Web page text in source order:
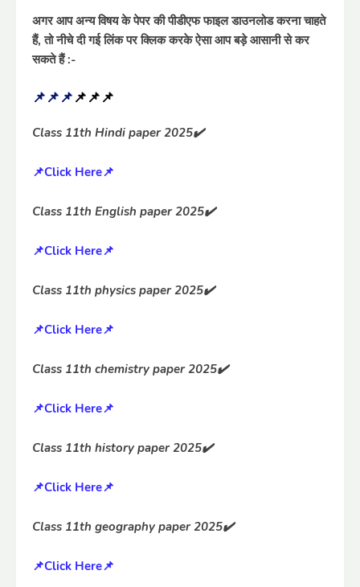
अगर आप अन्य विषय के पेपर की पीडीएफ फाइल डाउनलोड करना चाहते
हैं, तो नीचे दी गई लिंक पर क्लिक करके ऐसा आप बड़े आसानी से कर
सकते हैं :-
📌📌📌📌📌📌
Class 11th Hindi paper 2025✔️
📌Click Here📌
Class 11th English paper 2025✔️
📌Click Here📌
Class 11th physics paper 2025✔️
📌Click Here📌
Class 11th chemistry paper 2025✔️
📌Click Here📌
Class 11th history paper 2025✔️
📌Click Here📌
Class 11th geography paper 2025✔️
📌Click Here📌